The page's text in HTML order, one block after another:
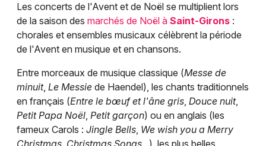
Les concerts de l'Avent et de Noël se multiplient lors
de la saison des marchés de Noël à Saint-Girons :
chorales et ensembles musicaux célèbrent la période
de l'Avent en musique et en chansons.
Entre morceaux de musique classique (Messe de
minuit, Le Messie de Haendel), les chants traditionnels
en français (Entre le bœuf et l'âne gris, Douce nuit,
Petit Papa Noël, Petit garçon) ou en anglais (les
fameux Carols : Jingle Bells, We wish you a Merry